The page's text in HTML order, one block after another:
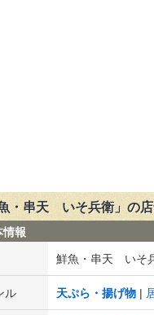
魚・串天 いそ兵衛」の
情報
鮮魚・串天 いそ
ル 天ぷら・揚げ物